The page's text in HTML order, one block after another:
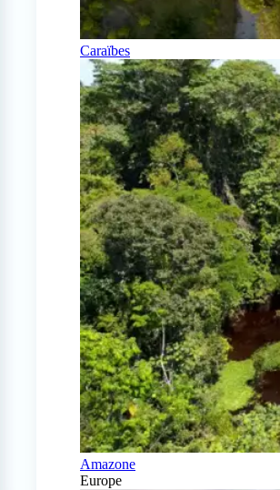
Caraïbes
Amazone
Europe